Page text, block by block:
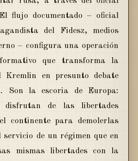
flujo documentado – oficial
del Fidesz, medios
– configura una operación
que transforma la
Kremlin en presunto debate
Son la escoria de Europa:
disfrutan de las libertades
continente para demolerlas
servicio de un régimen que en
mismas libertades con la